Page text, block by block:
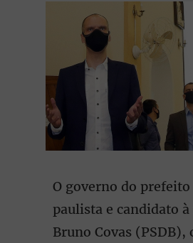
O governo do
paulista e candidato
Bruno Covas (PSDB),